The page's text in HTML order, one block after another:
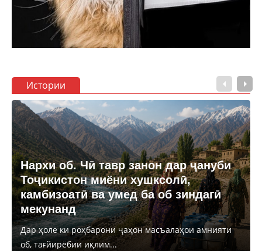
Истории
Нархи об. Чӣ тавр занон дар ҷануби
Тоҷикистон миёни хушксолӣ,
камбизоатӣ ва умед ба об зиндагӣ
мекунанд
Дар ҳоле ки роҳбарони ҷаҳон масъалаҳои амнияти
об, тағйирёбии иқлим...